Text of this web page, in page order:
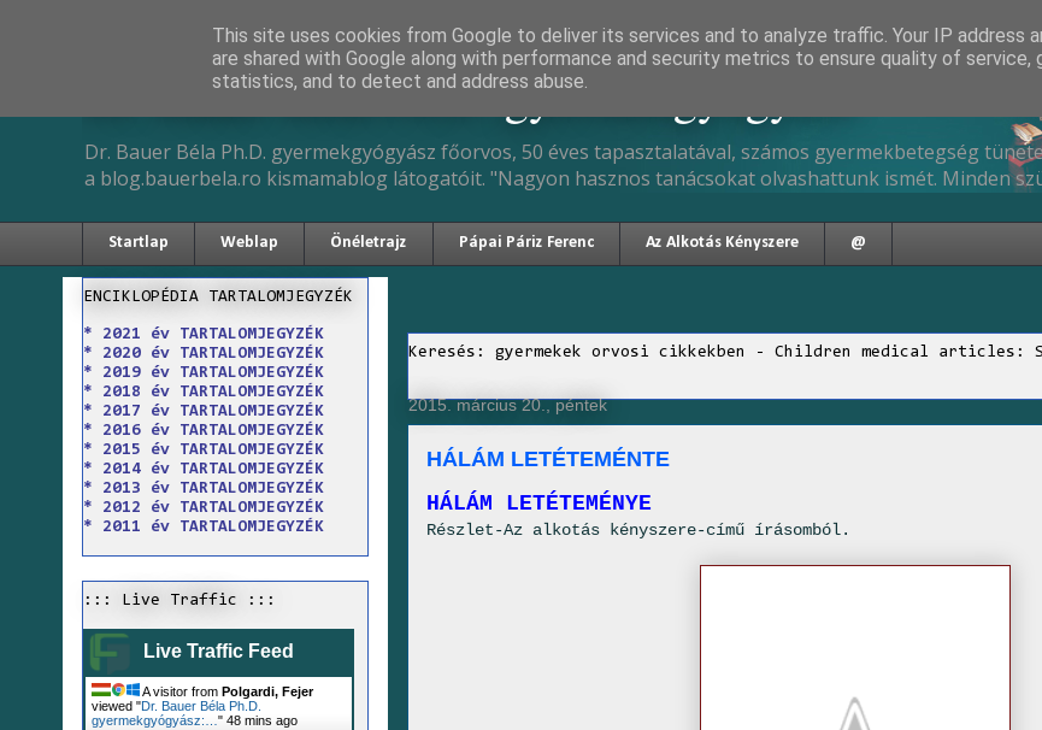
Dr. Bauer Béla Ph.D. gyermekgyógyász
Dr. Bauer Béla Ph.D. gyermekgyógyász főorvos, 50 éves tapasztalatával, számos gyermekbetegség
a blog.bauerbela.ro kismamablog látogatóit. "Nagyon hasznos tanácsokat olvashattunk ismét. Minden
Startlap Weblap Önéletrajz Pápai Páriz Ferenc Az Alkotás Kényszere @
Keresés: gyermekek orvosi cikkekben - Children medical articles:
2015. március 20., péntek
HÁLÁM LETÉTEMÉNTE
HÁLÁM LETÉTEMÉNYE
Részlet-Az alkotás kényszere-című írásomból.
ENCIKLOPÉDIA TARTALOMJEGYZÉK
* 2021 év TARTALOMJEGYZÉK
* 2020 év TARTALOMJEGYZÉK
* 2019 év TARTALOMJEGYZÉK
* 2018 év TARTALOMJEGYZÉK
* 2017 év TARTALOMJEGYZÉK
* 2016 év TARTALOMJEGYZÉK
* 2015 év TARTALOMJEGYZÉK
* 2014 év TARTALOMJEGYZÉK
* 2013 év TARTALOMJEGYZÉK
* 2012 év TARTALOMJEGYZÉK
* 2011 év TARTALOMJEGYZÉK
::: Live Traffic :::
Live Traffic Feed
A visitor from Polgardi, Fejer
viewed "Dr. Bauer Béla Ph.D.
gyermekgyógyász:… " 48 mins ago
This site uses cookies from Google to deliver its services and to analyze traffic. Your IP address
are shared with Google along with performance and security metrics to ensure quality of service,
statistics, and to detect and address abuse.